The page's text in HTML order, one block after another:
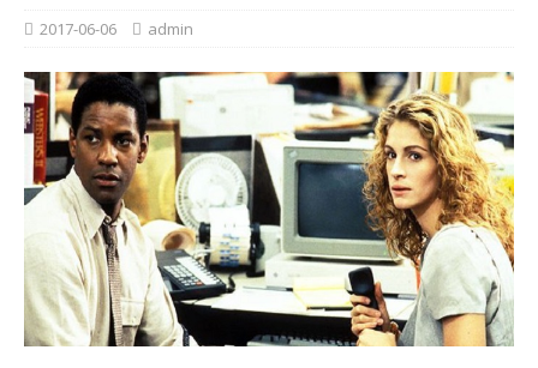
2017-06-06 admin